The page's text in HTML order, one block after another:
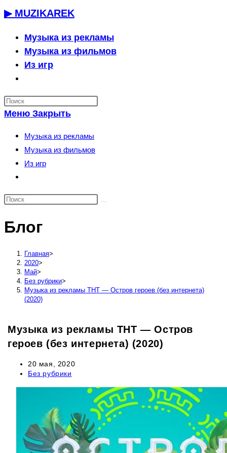
Перейти
содержимому
▶ MUZIKAREK
Музыка из рекламы
Музыка из фильмов
Из игр
по
веб-
сайту
Меню Закрыть
Музыка из рекламы
Музыка из фильмов
Из игр
по
сайту
Блог
Главная>
2020>
Май>
Без рубрики>
Музыка из рекламы ТНТ — Остров героев (без интернета)
(2020)
Музыка из рекламы ТНТ — Остров
героев (без интернета) (2020)
Запись
опубликована:
20 мая, 2020
Рубрика
Без рубрики